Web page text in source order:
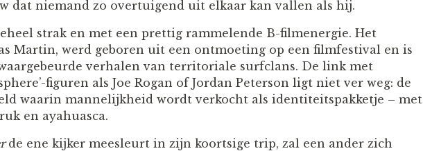
dat niemand zo overtuigend uit elkaar kan vallen als hij.
strak en met een prettig rammelende B-filmenergie. Het
Martin, werd geboren uit een ontmoeting op een filmfestival en is
verhalen van territoriale surfclans. De link met
figuren als Joe Rogan of Jordan Peterson ligt niet ver weg: de
waarin mannelijkheid wordt verkocht als identiteitspakketje – met
en ayahuasca.
de ene kijker meesleurt in zijn koortsige trip, zal een ander zich